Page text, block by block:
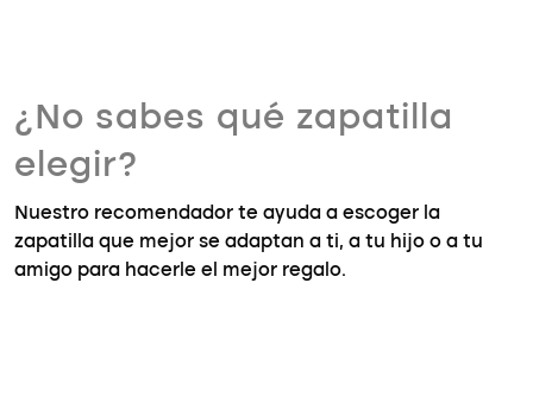
¿No sabes qué zapatilla
elegir?
Nuestro recomendador te ayuda a escoger la
zapatilla que mejor se adaptan a ti, a tu hijo o a tu
amigo para hacerle el mejor regalo.